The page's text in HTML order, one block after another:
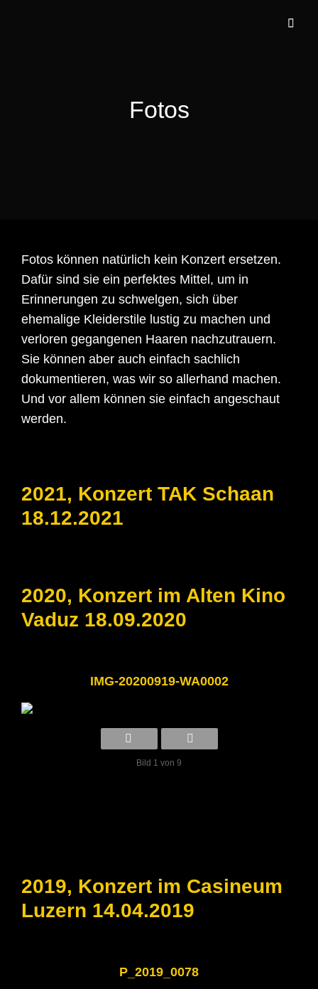
Fotos
Fotos können natürlich kein Konzert ersetzen.
Dafür sind sie ein perfektes Mittel, um in
Erinnerungen zu schwelgen, sich über
ehemalige Kleiderstile lustig zu machen und
verloren gegangenen Haaren nachzutrauern.
Sie können aber auch einfach sachlich
dokumentieren, was wir so allerhand machen.
Und vor allem können sie einfach angeschaut
werden.
2021, Konzert TAK Schaan
18.12.2021
2020, Konzert im Alten Kino
Vaduz 18.09.2020
IMG-20200919-WA0002
Bild 1 von 9
2019, Konzert im Casineum
Luzern 14.04.2019
P_2019_0078